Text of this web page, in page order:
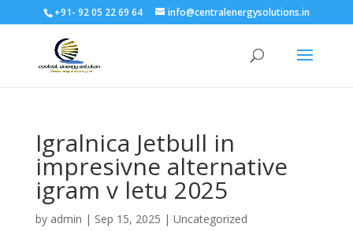
+91- 92 05 22 69 64 info@centralenergysolutions.in
Igralnica Jetbull in
impresivne alternative
igram v letu 2025
by admin | Sep 15, 2025 | Uncategorized